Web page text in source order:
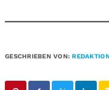
GESCHRIEBEN VON: